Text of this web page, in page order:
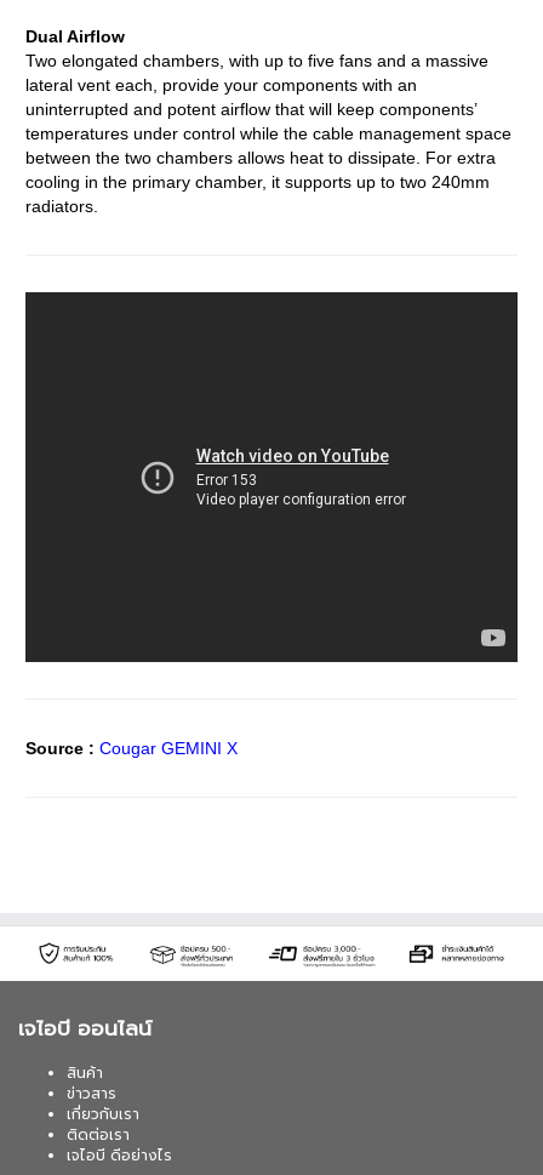
Dual Airflow
Two elongated chambers, with up to five fans and a massive
lateral vent each, provide your components with an
uninterrupted and potent airflow that will keep components’
temperatures under control while the cable management space
between the two chambers allows heat to dissipate. For extra
cooling in the primary chamber, it supports up to two 240mm
radiators.
Source : Cougar GEMINI X
เจไอบี ออนไลน์
สินค้า
ข่าวสาร
เกี่ยวกับเรา
ติดต่อเรา
เจไอบี ดีอย่างไร